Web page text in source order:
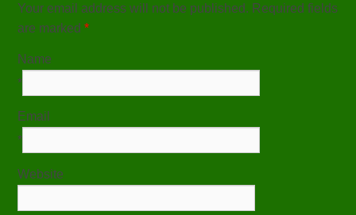
Your email address will not be published. Required fields
are marked*
Name
*
Email
*
Website